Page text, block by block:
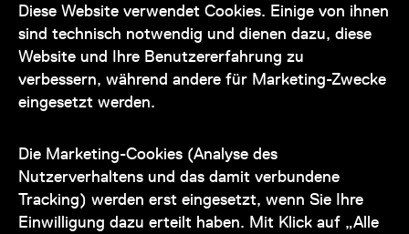
Diese Website verwendet Cookies. Einige von ihnen
sind technisch notwendig und dienen dazu, diese
Website und Ihre Benutzererfahrung zu
verbessern, während andere für Marketing-Zwecke
eingesetzt werden.
Die Marketing-Cookies (Analyse des
Nutzerverhaltens und das damit verbundene
Tracking) werden erst eingesetzt, wenn Sie Ihre
Einwilligung dazu erteilt haben. Mit Klick auf „Alle
Kontakt
zu den Öffnungszeiten des Museums
auch telefonisch zur Verfügung:
+43 1 505 87 47 85173